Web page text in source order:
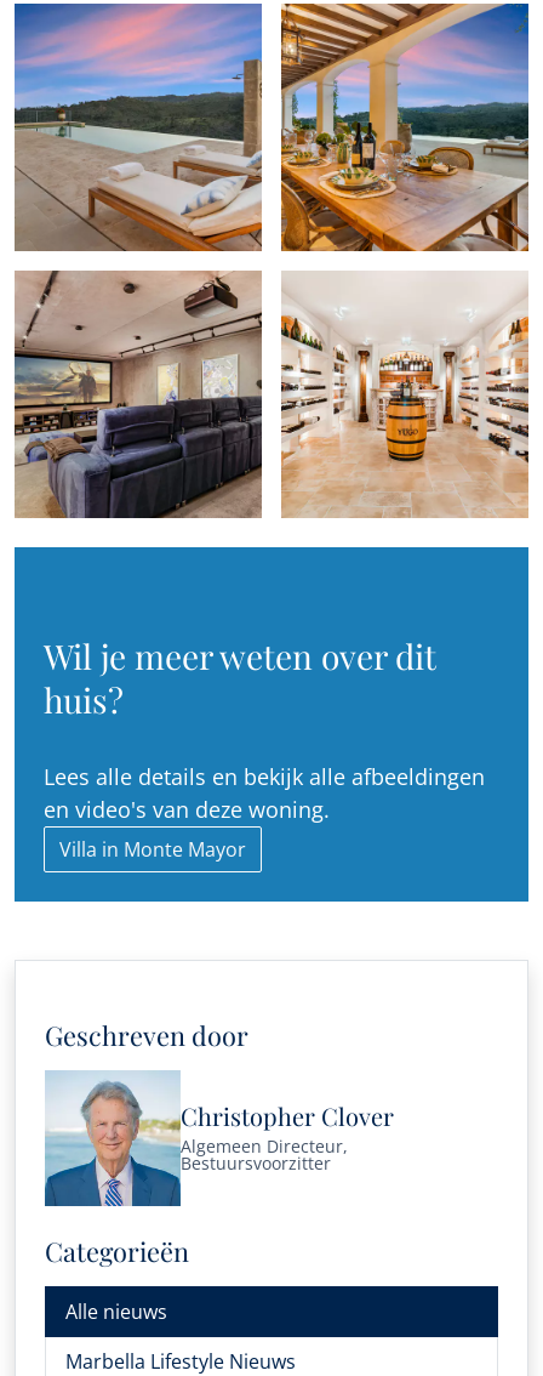
Wil je meer weten over dit
huis?
Lees alle details en bekijk alle afbeeldingen
en video's van deze woning.
Villa in Monte Mayor
Geschreven door
Christopher Clover
Algemeen Directeur,
Bestuursvoorzitter
Categorieën
Alle nieuws
Marbella Lifestyle Nieuws